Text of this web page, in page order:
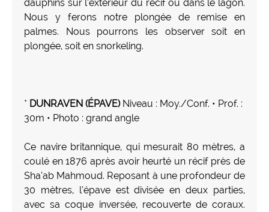
dauphins sur l’extérieur du récif ou dans le lagon.
Nous y ferons notre plongée de remise en
palmes. Nous pourrons les observer soit en
plongée, soit en snorkeling.
* DUNRAVEN (ÉPAVE)Niveau : Moy./Conf. • Prof. :
30m • Photo : grand angle
Ce navire britannique, qui mesurait 80 mètres, a
coulé en 1876 après avoir heurté un récif près de
Sha’ab Mahmoud. Reposant à une profondeur de
30 mètres, l’épave est divisée en deux parties,
avec sa coque inversée, recouverte de coraux.